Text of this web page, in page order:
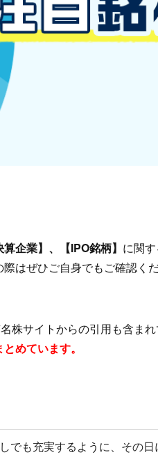
算企業】、【IPO銘柄】 に関
はぜひご自身でもご確認くだ
株サイトからの引用も含ま
めています。
でも充実するように、その